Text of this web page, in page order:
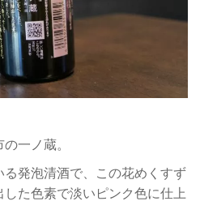
一ノ蔵。
発泡清酒で、この花めくすず
た色素で淡いピンク色に仕上